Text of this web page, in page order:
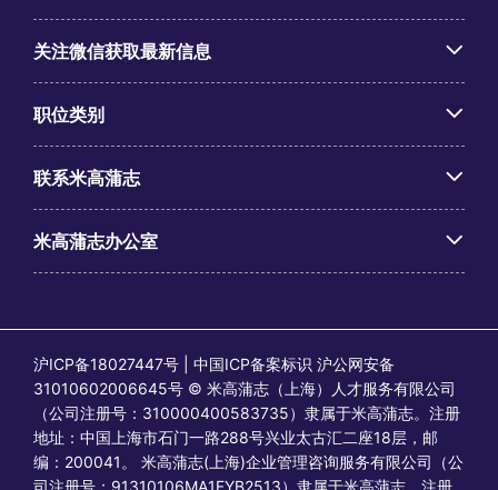
关注微信获取最新信息
职位类别
联系米高蒲志
米高蒲志办公室
沪ICP备18027447号 | 中国ICP备案标识 沪公网安备
31010602006645号 © 米高蒲志（上海）人才服务有限公司
（公司注册号：310000400583735）隶属于米高蒲志。注册
地址：中国上海市石门一路288号兴业太古汇二座18层，邮
编：200041。 米高蒲志(上海)企业管理咨询服务有限公司（公
司注册号：91310106MA1FYB2513）隶属于米高蒲志。注册